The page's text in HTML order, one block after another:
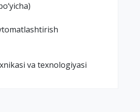
va texnologiyasi